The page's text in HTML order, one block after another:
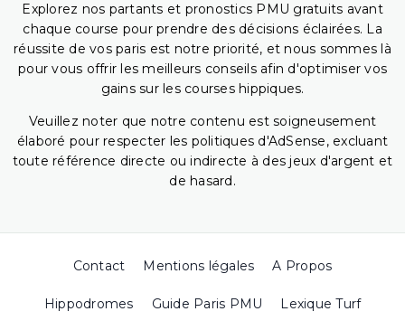
Explorez nos partants et pronostics PMU gratuits avant
chaque course pour prendre des décisions éclairées. La
réussite de vos paris est notre priorité, et nous sommes là
pour vous offrir les meilleurs conseils afin d'optimiser vos
gains sur les courses hippiques.
Veuillez noter que notre contenu est soigneusement
élaboré pour respecter les politiques d'AdSense, excluant
toute référence directe ou indirecte à des jeux d'argent et
de hasard.
Contact Mentions légales A Propos
Hippodromes Guide Paris PMU Lexique Turf